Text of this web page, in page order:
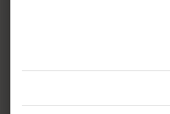
9% - 'מחלבות גד'